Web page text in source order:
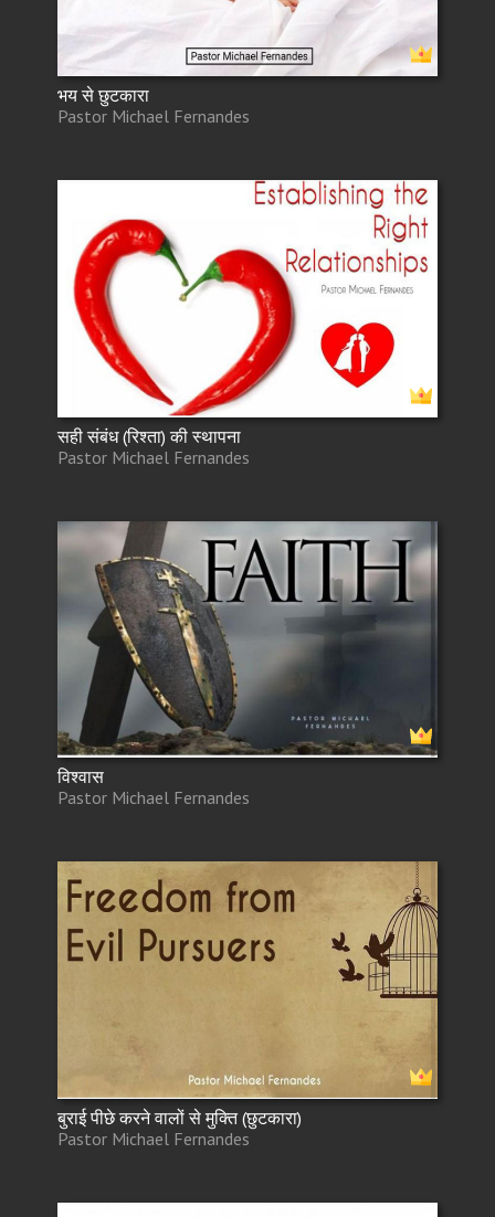
भय से छुटकारा
Pastor Michael Fernandes
सही संबंध (रिश्ता) की स्थापना
Pastor Michael Fernandes
विश्वास
Pastor Michael Fernandes
बुराई पीछे करने वालों से मुक्ति (छुटकारा)
Pastor Michael Fernandes